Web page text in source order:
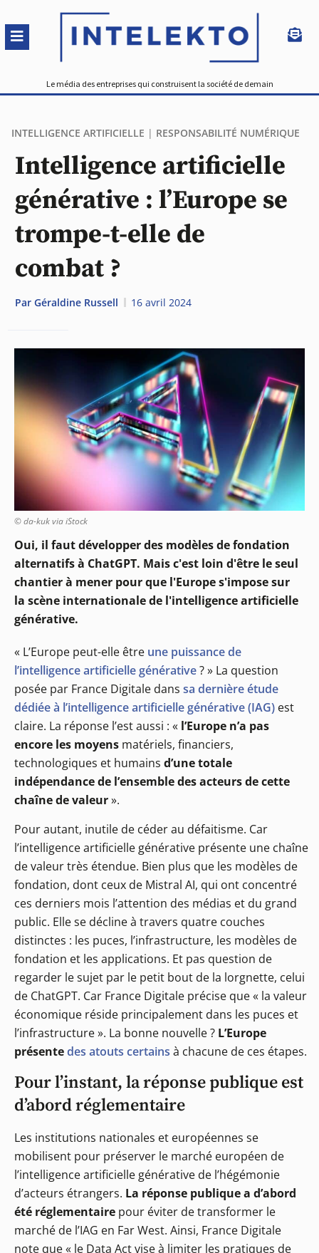
Le média des entreprises qui construisent la société de demain
INTELLIGENCE ARTIFICIELLE | RESPONSABILITÉ NUMÉRIQUE
Intelligence artificielle
générative : l’Europe se
trompe-t-elle de
combat ?
Par Géraldine Russell 16 avril 2024
© da-kuk via iStock
Oui, il faut développer des modèles de fondation
alternatifs à ChatGPT. Mais c'est loin d'être le seul
chantier à mener pour que l'Europe s'impose sur
la scène internationale de l'intelligence artificielle
générative.
« L’Europe peut-elle être une puissance de
l’intelligence artificielle générative? » La question
posée par France Digitale dans sa dernière étude
dédiée à l’intelligence artificielle générative (IAG) est
claire. La réponse l’est aussi : « l’Europe n’a pas
encore les moyens matériels, financiers,
technologiques et humains d’une totale
indépendance de l’ensemble des acteurs de cette
chaîne de valeur».
Pour autant, inutile de céder au défaitisme. Car
l’intelligence artificielle générative présente une chaîne
de valeur très étendue. Bien plus que les modèles de
fondation, dont ceux de Mistral AI, qui ont concentré
ces derniers mois l’attention des médias et du grand
public. Elle se décline à travers quatre couches
distinctes : les puces, l’infrastructure, les modèles de
fondation et les applications. Et pas question de
regarder le sujet par le petit bout de la lorgnette, celui
de ChatGPT. Car France Digitale précise que « la valeur
économique réside principalement dans les puces et
l’infrastructure ». La bonne nouvelle ? L’Europe
présentedes atouts certains à chacune de ces étapes.
Pour l’instant, la réponse publique est
d’abord réglementaire
Les institutions nationales et européennes se
mobilisent pour préserver le marché européen de
l’intelligence artificielle générative de l’hégémonie
d’acteurs étrangers. La réponse publique a d’abord
été réglementaire pour éviter de transformer le
marché de l’IAG en Far West. Ainsi, France Digitale
note que « le Data Act vise à limiter les pratiques de